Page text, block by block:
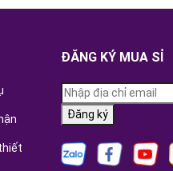
ĐĂNG KÝ MUA SỈ
Đăng ký